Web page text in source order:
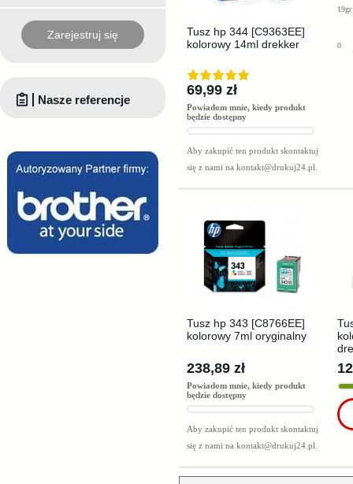
Tusz hp 344 [C9363EE]
kolorowy 14ml drekker
69,99 zł
Powiadom mnie, kiedy produkt
będzie dostępny
Aby zakupić ten produkt skontaktuj
się z nami na kontakt@drukuj24.pl
19gr
0
Tusz hp 343 [C8766EE]
kolorowy 7ml oryginalny
238,89 zł
Powiadom mnie, kiedy produkt
będzie dostępny
Aby zakupić ten produkt skontaktuj
się z nami na kontakt@drukuj24.pl
Zarejestruj się
Nasze referencje